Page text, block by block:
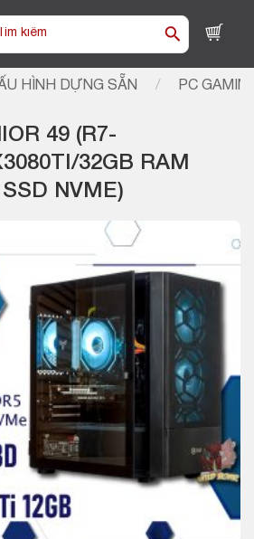
HÌNH DỰNG SẴN / PC
49 (R7-
32GB RAM
NVME)